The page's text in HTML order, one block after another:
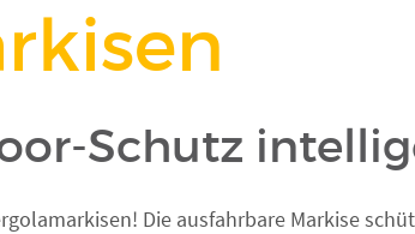
Schutz
Die ausfahrbare Markise